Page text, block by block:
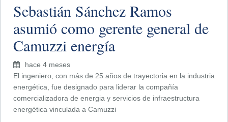
Sebastián Sánchez Ramos
asumió como gerente general de
Camuzzi energía
hace 4 meses
El ingeniero, con más de 25 años de trayectoria en la industria
energética, fue designado para liderar la compañía
comercializadora de energia y servicios de infraestructura
energética vinculada a Camuzzi